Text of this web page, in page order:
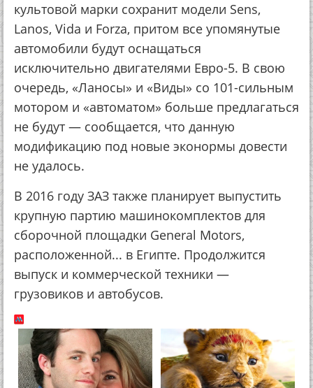
культовой марки сохранит модели Sens,
Lanos, Vida и Forza, притом все упомянутые
автомобили будут оснащаться
исключительно двигателями Евро-5. В свою
очередь, «Ланосы» и «Виды» со 101-сильным
мотором и «автоматом» больше предлагаться
не будут — сообщается, что данную
модификацию под новые эконормы довести
не удалось.
В 2016 году ЗАЗ также планирует выпустить
крупную партию машинокомплектов для
сборочной площадки General Motors,
расположенной... в Египте. Продолжится
выпуск и коммерческой техники —
грузовиков и автобусов.